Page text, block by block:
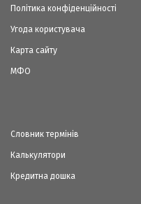
Політика конфіденційності
Угода користувача
Карта сайту
МФО
Словник термінів
Калькулятори
Кредитна дошка